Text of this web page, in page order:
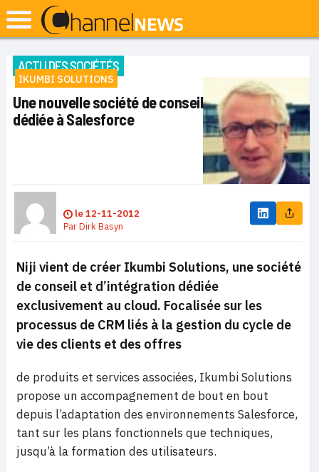
ACTU DES SOCIÉTÉS
IKUMBI SOLUTIONS
Une nouvelle société de conseil
dédiée à Salesforce
le12-11-2012
ParDirk Basyn
Niji vient de créer Ikumbi Solutions, une société
de conseil et d’intégration dédiée
exclusivement au cloud. Focalisée sur les
processus de CRM liés à la gestion du cycle de
vie des clients et des offres
de produits et services associées, Ikumbi Solutions
propose un accompagnement de bout en bout
depuis l’adaptation des environnements Salesforce,
tant sur les plans fonctionnels que techniques,
jusqu’à la formation des utilisateurs.